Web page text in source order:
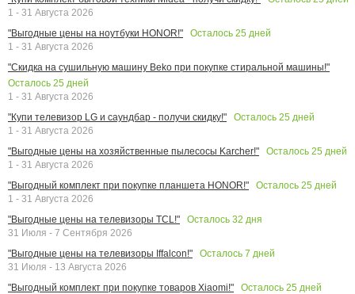
1 - 31 Августа 2026
"Выгодные цены на ноутбуки HONOR!"
Осталось 25 дней
1 - 31 Августа 2026
"Скидка на сушильную машину Beko при покупке стиральной машины!"
Осталось 25 дней
1 - 31 Августа 2026
"Купи телевизор LG и саундбар - получи скидку!"
Осталось 25 дней
1 - 31 Августа 2026
"Выгодные цены на хозяйственные пылесосы Karcher!"
Осталось 25 дней
1 - 31 Августа 2026
"Выгодный комплект при покупке планшета HONOR!"
Осталось 25 дней
1 - 31 Августа 2026
"Выгодные цены на телевизоры TCL!"
Осталось 32 дня
31 Июля - 7 Сентября 2026
"Выгодные цены на телевизоры Iffalcon!"
Осталось 7 дней
31 Июля - 13 Августа 2026
"Выгодный комплект при покупке товаров Xiaomi!"
Осталось 25 дней